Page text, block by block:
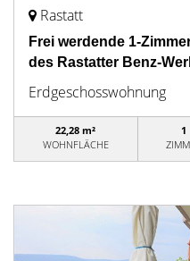
Rastatt
Frei werdende 1-
des Rastatter Benz-
Erdgeschosswohnung
22,28 m²
WOHNFLÄCHE
1